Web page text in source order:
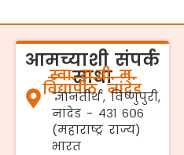
आमच्याशी संपर्क
साधा
स्वा. रा.ती. म.
विद्यापीठ, नांदेड
'ज्ञानतीर्थ', विष्णुपुरी,
नांदेड - ४३१ ६०६
(महाराष्ट्र राज्य)
भारत